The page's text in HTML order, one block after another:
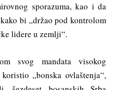
sporazuma, kao i da
bi „držao pod kontrolom
lidere u zemlji“.
svog mandata visokog
„bonska ovlaštenja“,